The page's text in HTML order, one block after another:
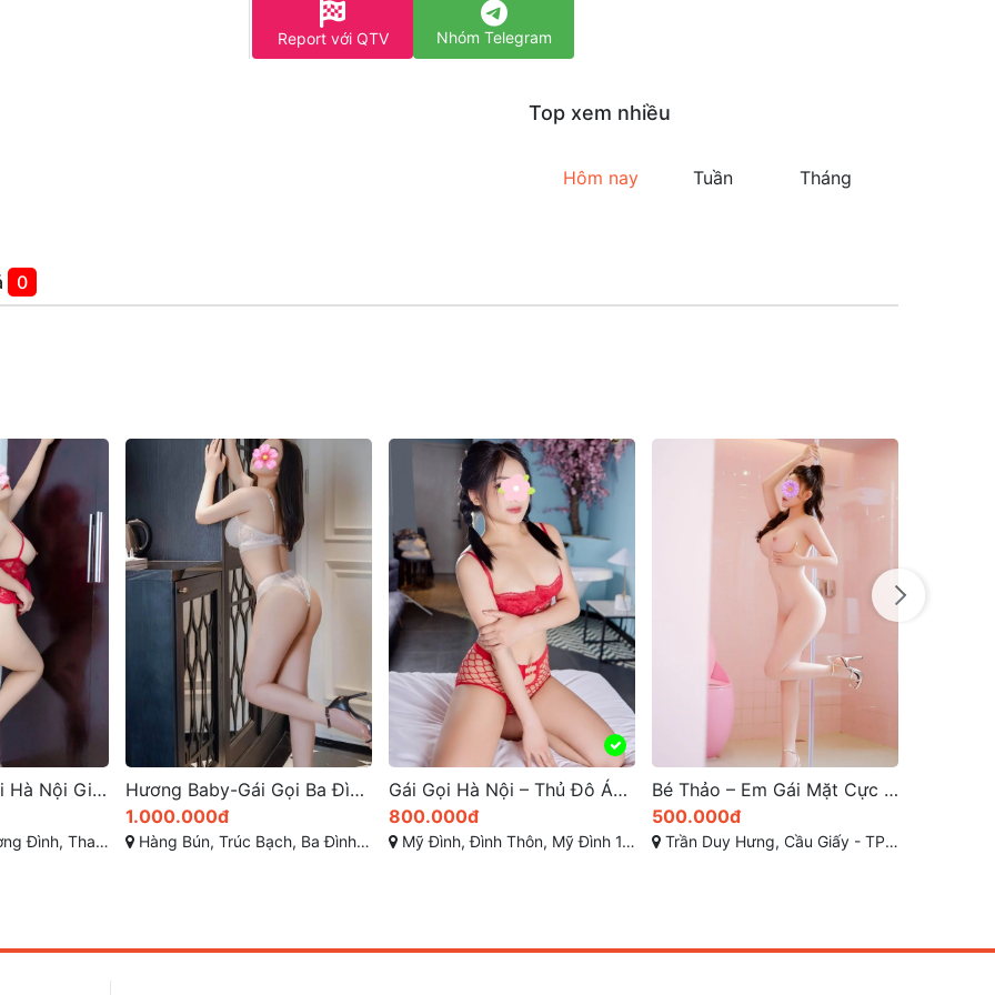
Report với QTV Nhóm Telegram
Top xem nhiều
Hôm nay Tuần Tháng
0
Thu Hà – Gái Gọi Hà Nội Giá Rẻ, Dâm Đãng, Vú Mông Cực Đẹp, Da Dẻ Trắng Hồng Xinh Duyên – Phục Vụ Nhiệt Tình từ Gái Gọi Thanh Xuân
Xuân, Hà Nội
Hương Baby-Gái Gọi Ba Đình – Thân Hình Cực Đẹp, Dịch Vụ Làm Tình Chất Lượng Trong Tầm Tay
1.000.000đ
Hàng Bún, Trúc Bạch, Ba Đình, Hà Nội
Gái Gọi Hà Nội – Thủ Đô Ánh Sáng Dịch Vụ Giải Trí Cao Cấp
800.000đ
Mỹ Đình, Đình Thôn, Mỹ Đình 1, Từ Liêm, TP Hà Nội
Bé Thảo – Em Gái Mặt Cực Xinh, Thân Hình Tuyệt Mỹ | Gái Gọi Cao Cấp Hà Nội
500.000đ
Trần Duy Hưng, Cầu Giấy - TP Hà Nội